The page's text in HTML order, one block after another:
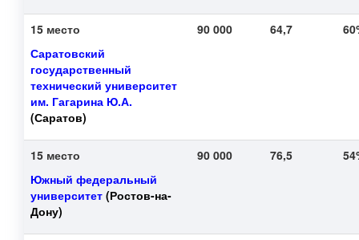
15 место
Саратовский
государственный
технический университет
им. Гагарина Ю.А.
(Саратов)
90 000 64,7
15 место
Южный федеральный
университет (Ростов-на-
Дону)
90 000 76,5